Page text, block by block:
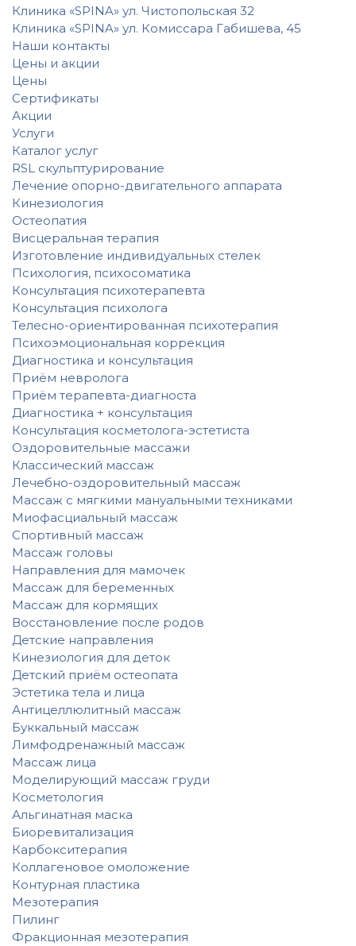
Клиника «SPINA» ул. Чистопольская 32
Клиника «SPINA» ул. Комиссара Габишева, 45
Наши контакты
Цены и акции
Цены
Сертификаты
Акции
Услуги
Каталог услуг
RSL скульптурирование
Лечение опорно-двигательного аппарата
Кинезиология
Остеопатия
Висцеральная терапия
Изготовление индивидуальных стелек
Психология, психосоматика
Консультация психотерапевта
Консультация психолога
Телесно-ориентированная психотерапия
Психоэмоциональная коррекция
Диагностика и консультация
Приём невролога
Приём терапевта-диагноста
Диагностика + консультация
Консультация косметолога-эстетиста
Оздоровительные массажи
Классический массаж
Лечебно-оздоровительный массаж
Массаж с мягкими мануальными техниками
Миофасциальный массаж
Спортивный массаж
Массаж головы
Направления для мамочек
Массаж для беременных
Массаж для кормящих
Восстановление после родов
Детские направления
Кинезиология для деток
Детский приём остеопата
Эстетика тела и лица
Антицеллюлитный массаж
Буккальный массаж
Лимфодренажный массаж
Массаж лица
Моделирующий массаж груди
Косметология
Альгинатная маска
Биоревитализация
Карбокситерапия
Коллагеновое омоложение
Контурная пластика
Мезотерапия
Пилинг
Фракционная мезотерапия